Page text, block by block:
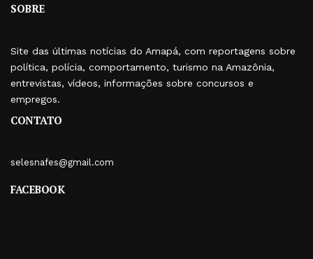
SOBRE
Site das últimas notícias do Amapá, com reportagens sobre
política, polícia, comportamento, turismo na Amazônia,
entrevistas, vídeos, informações sobre concursos e
empregos.
CONTATO
selesnafes@gmail.com
FACEBOOK